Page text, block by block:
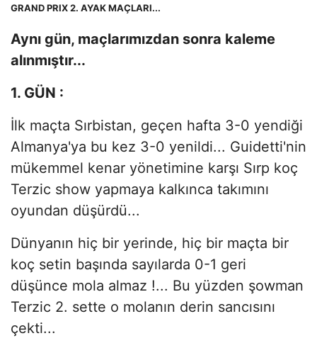
GRAND PRIX 2. AYAK MAÇLARI...
Aynı gün, maçlarımızdan sonra kaleme
alınmıştır...
1. GÜN :
İlk maçta Sırbistan, geçen hafta 3-0 yendiği
Almanya'ya bu kez 3-0 yenildi... Guidetti'nin
mükemmel kenar yönetimine karşı Sırp koç
Terzic show yapmaya kalkınca takımını
oyundan düşürdü...
Dünyanın hiç bir yerinde, hiç bir maçta bir
koç setin başında sayılarda 0-1 geri
düşünce mola almaz !... Bu yüzden şowman
Terzic 2. sette o molanın derin sancısını
çekti...